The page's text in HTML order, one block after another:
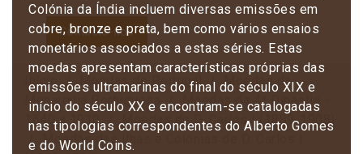
Contacte-nos
Início Moedas de Portugal
Moedas da
Monarquia Portuguesa
Moedas da 4ª Dinastia -
1640 a 1910
Moedas de D. Carlos I (1889-1908)
Moedas das Ilhas e Colónias de D. Carlos I
Colónia da Índia incluem diversas emissões em
cobre, bronze e prata, bem como vários ensaios
monetários associados a estas séries. Estas
moedas apresentam características próprias das
emissões ultramarinas do final do século XIX e
início do século XX e encontram-se catalogadas
nas tipologias correspondentes do Alberto Gomes
e do World Coins.